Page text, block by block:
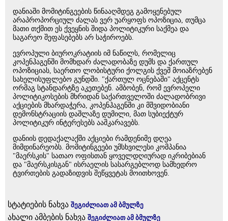
დანიაში მომიტინგეების წინააღმდეგ გამოყენებულ
არაპროპორციულ ძალას ვერ უარყოფს ოპოზიცია, თუმცა
მათი თქმით ეს ქვეყნის შიდა პოლიტიკური საქმეა და
საგარეო შეფასებებს არ საჭიროებს.
ევროპული ბიუროკრატიის იმ ნაწილს, რომელიც
კოპენჰაგენში მომხდარ ძალადობაზე დუმს და ქართულ
ოპოზიციას, საერთო ლობისტური ქოლგის ქვეშ მოიაზრებენ
სახელისუფლებო გუნდში. "ქართულ ოცნებაში" აქცენტს
ორმაგ სტანდარტზე აკეთებენ. ამბობენ, რომ ევროპელი
პოლიტიკოსების მხრიდან საქართველოში ძალადობრივი
აქციების მხარდაჭერა, კოპენჰაგენში კი მშვიდობიანი
დემონსტრაციის დაშლაზე დუმილი, მათ სუბიექტურ
პოლიტიკურ ინტერესებს ააშკარავებს.
დანიის დედაქალაქში აქციები რამდენიმე დღეა
მიმდინარეობს. მომიტინგეები უმსხვილესი კომპანია
"მაერსკის" სათაო ოფისთან ყოველდღიურად იკრიბებიან
და "მაერსკისგან" ისრაელის სასარგებლოდ სამხედრო
ტვირთების გადაზიდვის შეწყვეტას მოითხოვენ.
სტატიების ნახვა შეგიძლიათ ამ ბმულზე
ახალი ამბების ნახვა შეგიძლიათ ამ ბმულზე